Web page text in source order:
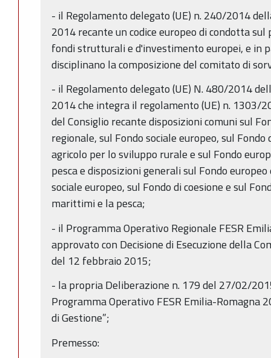
- il Regolamento delegato (UE) n. 240/2014
2014 recante un codice europeo di condotta
fondi strutturali e d'investimento europei, e in
disciplinano la composizione del comitato di
- il Regolamento delegato (UE) N. 480/2014
2014 che integra il regolamento (UE) n. 1303/
del Consiglio recante disposizioni comuni sul
regionale, sul Fondo sociale europeo, sul Fondo
agricolo per lo sviluppo rurale e sul Fondo
pesca e disposizioni generali sul Fondo
sociale europeo, sul Fondo di coesione e sul
marittimi e la pesca;
- il Programma Operativo Regionale FESR
approvato con Decisione di Esecuzione della
del 12 febbraio 2015;
- la propria Deliberazione n. 179 del 27/02/
Programma Operativo FESR Emilia-Romagna
di Gestione”;
Premesso: